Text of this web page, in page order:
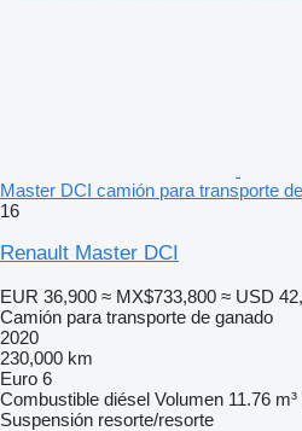
Master DCI camión para transporte
16
Renault Master DCI
EUR 36,900 ≈ MX$733,800 ≈ USD
Camión para transporte de ganado
2020
230,000 km
Euro 6
Combustible diésel Volumen 11.76 m³
Suspensión resorte/resorte